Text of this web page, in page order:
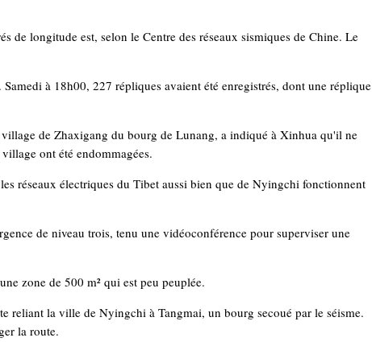
de longitude est, selon le Centre des réseaux sismiques de Chine. Le
à 18h00, 227 répliques avaient été enregistrés, dont une réplique
de Zhaxigang du bourg de Lunang, a indiqué à Xinhua qu'il ne
ont été endommagées.
réseaux électriques du Tibet aussi bien que de Nyingchi fonctionnent
de niveau trois, tenu une vidéoconférence pour superviser une
zone de 500 m² qui est peu peuplée.
reliant la ville de Nyingchi à Tangmai, un bourg secoué par le séisme.
la route.